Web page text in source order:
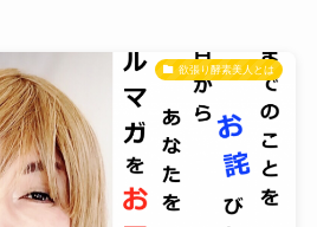
欲張り酵素美人とは